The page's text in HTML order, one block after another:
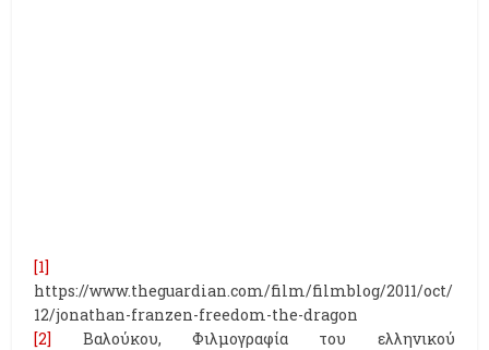
[1]
https://www.theguardian.com/film/filmblog/2011/oct/
12/jonathan-franzen-freedom-the-dragon
[2] Βαλούκου, Φιλμογραφία του ελληνικού